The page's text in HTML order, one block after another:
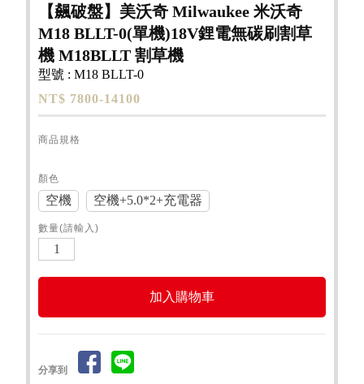
【飆破盤】美沃奇 Milwaukee 米沃奇
M18 BLLT-0(單機)18V鋰電無碳刷割草
機 M18BLLT 割草機
型號 : M18 BLLT-0
NT$ 7800-14100
商品規格
顏色
空機 空機+5.0*2+充電器
數量(請輸入)
分享到